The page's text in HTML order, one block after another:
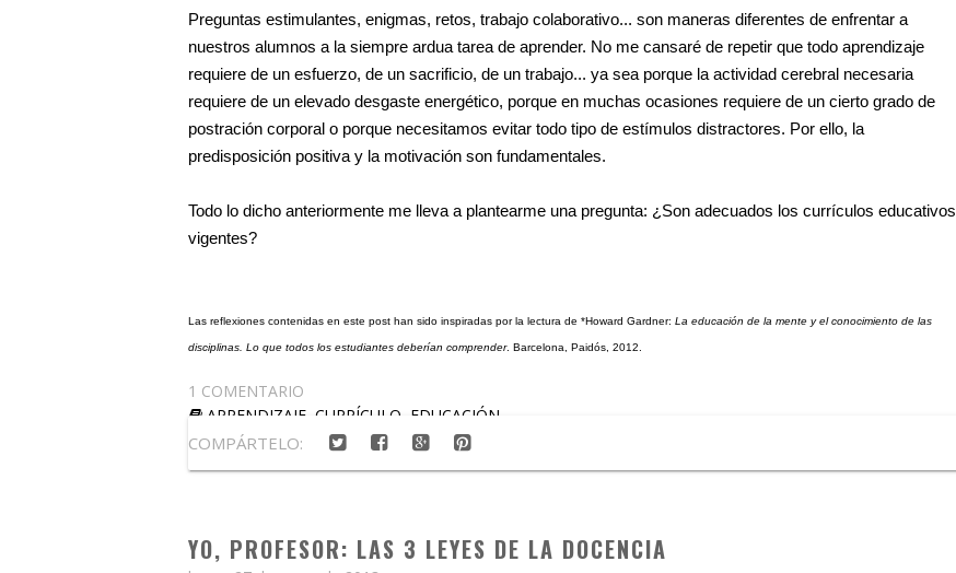
Preguntas estimulantes, enigmas, retos, trabajo colaborativo... son maneras diferentes de enfrentar a
nuestros alumnos a la siempre ardua tarea de aprender. No me cansaré de repetir que todo aprendizaje
requiere de un esfuerzo, de un sacrificio, de un trabajo... ya sea porque la actividad cerebral necesaria
requiere de un elevado desgaste energético, porque en muchas ocasiones requiere de un cierto grado de
postración corporal o porque necesitamos evitar todo tipo de estímulos distractores. Por ello, la
predisposición positiva y la motivación son fundamentales.
Todo lo dicho anteriormente me lleva a plantearme una pregunta: ¿Son adecuados los currículos educativos
vigentes?
Las reflexiones contenidas en este post han sido inspiradas por la lectura de *Howard Gardner: La educación de la mente y el conocimiento de las
disciplinas. Lo que todos los estudiantes deberían comprender. Barcelona, Paidós, 2012.
1 COMENTARIO
APRENDIZAJE CURRÍCULO EDUCACIÓN
COMPÁRTELO:
YO, PROFESOR: LAS 3 LEYES DE LA DOCENCIA